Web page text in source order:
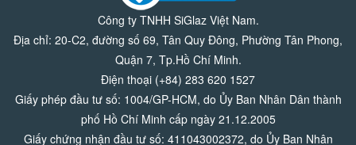
Công ty TNHH SiGlaz Việt Nam.
Địa chỉ: 20-C2, đường số 69, Tân Quy Đông, Phường Tân Phong,
Quận 7, Tp.Hồ Chí Minh.
Điện thoại (+84) 283 620 1527
Giấy phép đầu tư số: 1004/GP-HCM, do Ủy Ban Nhân Dân thành
phố Hồ Chí Minh cấp ngày 21.12.2005
Giấy chứng nhận đầu tư số: 411043002372, do Ủy Ban Nhân